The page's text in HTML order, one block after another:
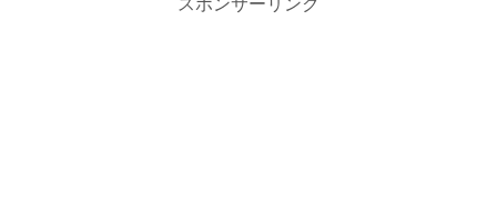
スポンサーリンク